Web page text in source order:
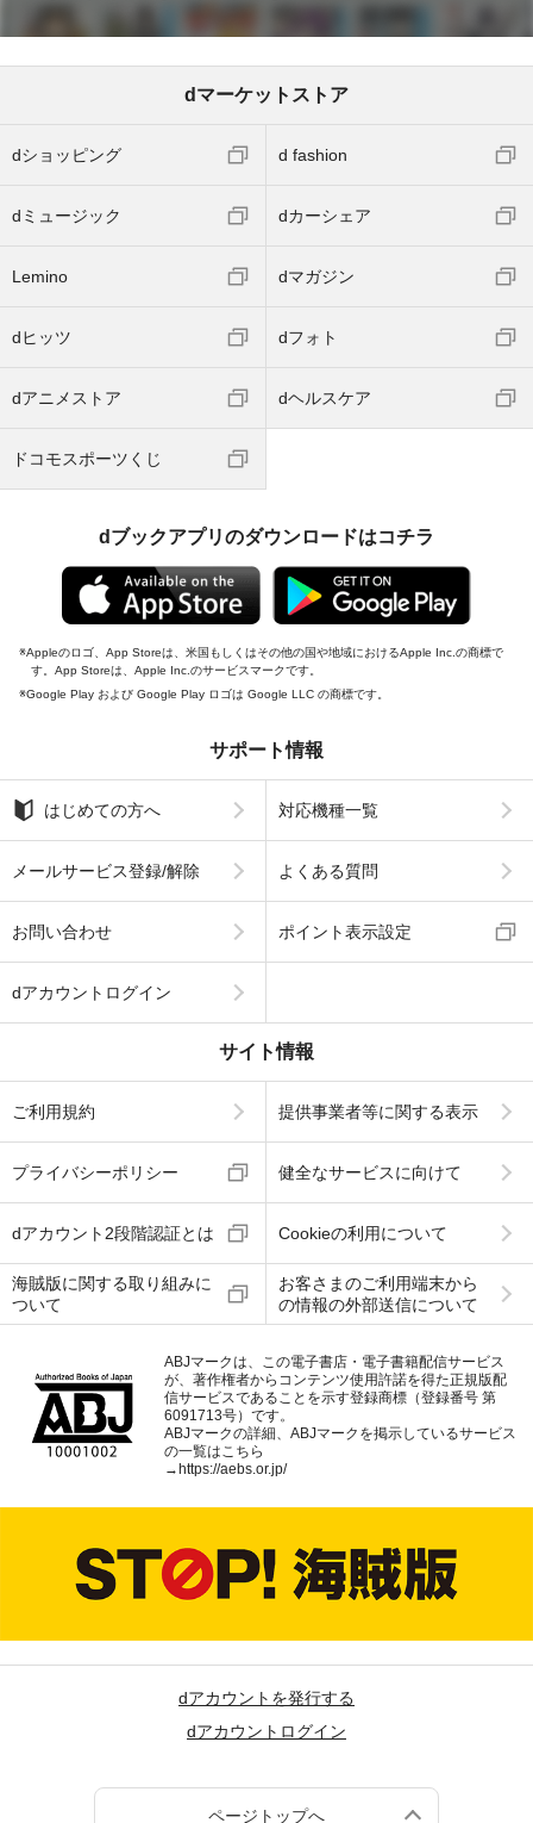
dマーケットストア
dショッピング d fashion
dミュージック dカーシェア
Lemino dマガジン
dヒッツ dフォト
dアニメストア dヘルスケア
ドコモスポーツくじ
dブックアプリのダウンロードはコチラ
Appleのロゴ、App Storeは、米国もしくはその他の国や地域におけるApple Inc.の商標で
す。App Storeは、Apple Inc.のサービスマークです。
Google Play および Google Play ロゴは Google LLC の商標です。
サポート情報
はじめての方へ 対応機種一覧
メールサービス登録/解除 よくある質問
お問い合わせ ポイント表示設定
dアカウントログイン
サイト情報
ご利用規約 提供事業者等に関する表示
プライバシーポリシー 健全なサービスに向けて
dアカウント2段階認証とは Cookieの利用について
海賊版に関する取り組みに
ついて
お客さまのご利用端末から
の情報の外部送信について
ABJマークは、この電子書店・電子書籍配信サービス
が、著作権者からコンテンツ使用許諾を得た正規版配
信サービスであることを示す登録商標（登録番号 第
6091713号）です。
ABJマークの詳細、ABJマークを掲示しているサービス
の一覧はこちら
→https://aebs.or.jp/
dアカウントを発行する
dアカウントログイン
ページトップへ